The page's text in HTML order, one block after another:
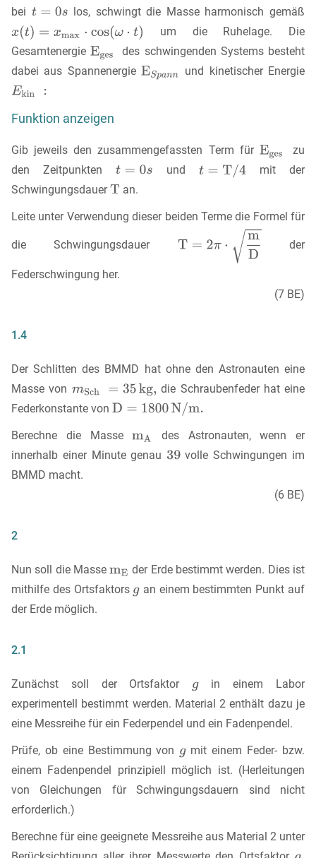
bei
los, schwingt die Masse harmonisch gemäß
um die Ruhelage. Die
Gesamtenergie
des schwingenden Systems besteht
dabei aus Spannenergie
und kinetischer Energie
Funktion anzeigen
Gib jeweils den zusammengefassten Term für
zu
den Zeitpunkten
und
mit der
Schwingungsdauer
an.
Leite unter Verwendung dieser beiden Terme die Formel für
die Schwingungsdauer der
Federschwingung her.
(7 BE)
1.4
Der Schlitten des BMMD hat ohne den Astronauten eine
Masse von
die Schraubenfeder hat eine
Federkonstante von
Berechne die Masse
des Astronauten, wenn er
innerhalb einer Minute genau
volle Schwingungen im
BMMD macht.
(6 BE)
2
Nun soll die Masse
der Erde bestimmt werden. Dies ist
mithilfe des Ortsfaktors
an einem bestimmten Punkt auf
der Erde möglich.
2.1
Zunächst soll der Ortsfaktor
in einem Labor
experimentell bestimmt werden. Material 2 enthält dazu je
eine Messreihe für ein Federpendel und ein Fadenpendel.
Prüfe, ob eine Bestimmung von
mit einem Feder- bzw.
einem Fadenpendel prinzipiell möglich ist. (Herleitungen
von Gleichungen für Schwingungsdauern sind nicht
erforderlich.)
Berechne für eine geeignete Messreihe aus Material 2 unter